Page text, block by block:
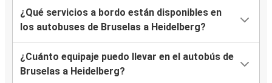
¿Qué servicios a bordo están disponibles en
los autobuses de Bruselas a Heidelberg?
¿Cuánto equipaje puedo llevar en el autobús de
Bruselas a Heidelberg?